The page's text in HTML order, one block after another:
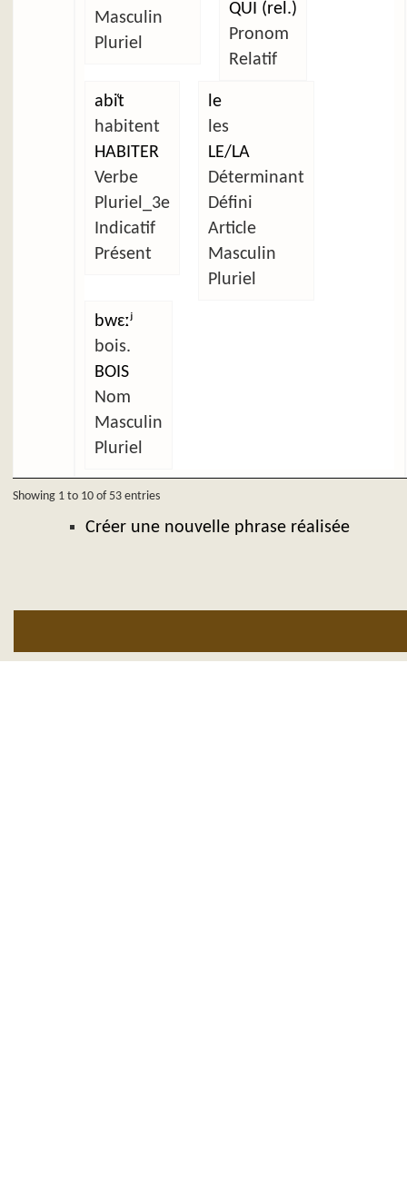
Masculin
Pluriel
QUI (rel.)
Pronom
Relatif
abi̜t
habitent
HABITER
Verbe
Pluriel_3e
Indicatif
Présent
le
les
LE/LA
Déterminant
Défini
Article
Masculin
Pluriel
bwɛːʲ
bois.
BOIS
Nom
Masculin
Pluriel
Showing 1 to 10 of 53 entries
Créer une nouvelle phrase réalisée